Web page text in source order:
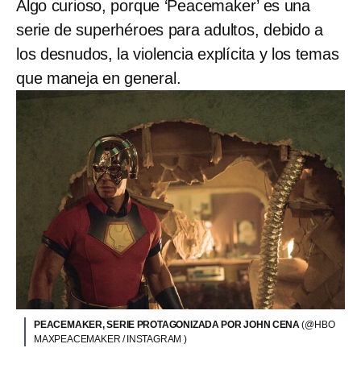
Algo curioso, porque ‘Peacemaker’ es una
serie de superhéroes para adultos, debido a
los desnudos, la violencia explícita y los temas
que maneja en general.
PEACEMAKER, SERIE PROTAGONIZADA POR JOHN CENA(@HBO
MAXPEACEMAKER / INSTAGRAM )